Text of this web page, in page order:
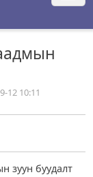
12 10:11
зуун буудалт